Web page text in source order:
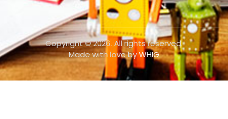
Copyright © 2026. All rights reserved.
Made with love byWHIG